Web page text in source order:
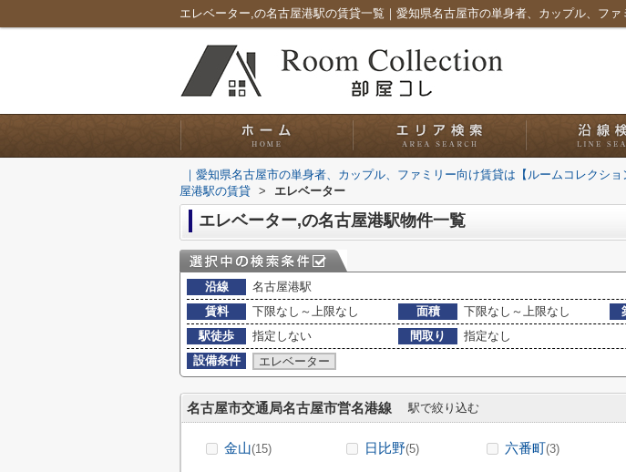
｜愛知県名古屋市の単身者、カップル、ファミリー向け賃貸は【ルームコレクショ
屋港駅の賃貸 > エレベーター
エレベーター,の名古屋港駅物件一覧
沿線
名古屋港駅
賃料
下限なし～上限なし 面積 下限なし～上限なし
駅徒歩
指定しない 間取り
指定なし
設備条件
エレベーター
名古屋市交通局名古屋市営名港線 駅で絞り込む
金山(15) 日比野(5) 六番町(3)